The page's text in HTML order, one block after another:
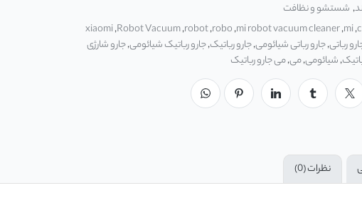
, شستشو و نظافت
,
mi
,
mi robot vacuum cleaner
,
robo
,
robot
,
Robot Vacuum
,
xiaomi
رباتی,جارو رباتی شیائومی,جارو رباتیک,جارو رباتیک شیائومی,جارو شارژی
,شیائومی,می,می جارو رباتیک
نظرات (0)